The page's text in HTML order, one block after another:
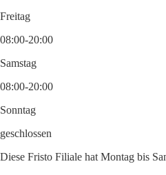
Freitag
08:00-20:00
Samstag
08:00-20:00
Sonntag
geschlossen
Diese Fristo Filiale hat Montag bis